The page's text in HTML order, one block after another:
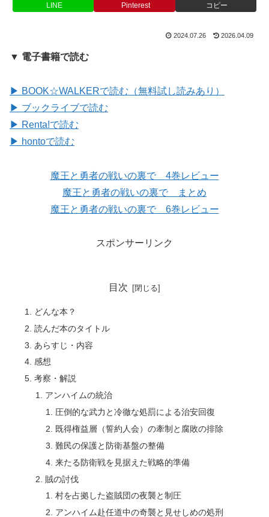
LINE Pinterest コピー
2024.07.26 2026.04.09
▼ 電子書籍で読む
▶ BOOK☆WALKERで読む（無料試し読みあり）
▶ ブックライブで読む
▶ Renta!で読む
▶ hontoで読む
魔王と勇者の戦いの裏で 4巻レビュー
魔王と勇者の戦いの裏で まとめ
魔王と勇者の戦いの裏で 6巻レビュー
スポンサーリンク
目次
どんな本？
読んだ本のタイトル
あらすじ・内容
感想
考察・解説
アンハイムの統治
圧倒的な武力と冷徹な処罰による治安回復
既得権益層（誓約人会）の牽制と腐敗の排除
難民の保護と防衛基盤の整備
来たる防衛戦を見据えた戦略的準備
賊の討伐
村を占拠した盗賊団の夜襲と制圧
アンハイム赴任道中の奇襲と見せしめの処刑